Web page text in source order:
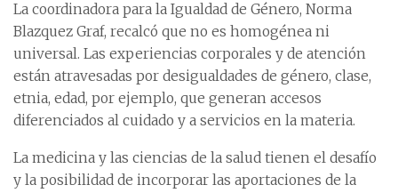
La coordinadora para la Igualdad de Género, Norma
Blazquez Graf, recalcó que no es homogénea ni
universal. Las experiencias corporales y de atención
están atravesadas por desigualdades de género, clase,
etnia, edad, por ejemplo, que generan accesos
diferenciados al cuidado y a servicios en la materia.
La medicina y las ciencias de la salud tienen el desafío
y la posibilidad de incorporar las aportaciones de la